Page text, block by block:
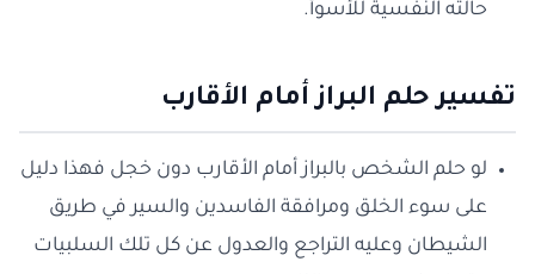
حالته النفسية للأسوأ.
تفسير حلم البراز أمام الأقارب
لو حلم الشخص بالبراز أمام الأقارب دون خجل فهذا دليل
على سوء الخلق ومرافقة الفاسدين والسير في طريق
الشيطان وعليه التراجع والعدول عن كل تلك السلبيات